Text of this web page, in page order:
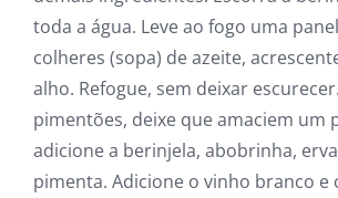
toda a água. Leve ao fogo uma
colheres (sopa) de azeite,
alho. Refogue, sem deixar
pimentões, deixe que amaciem um
adicione a berinjela, abobrinha,
pimenta. Adicione o vinho branco e